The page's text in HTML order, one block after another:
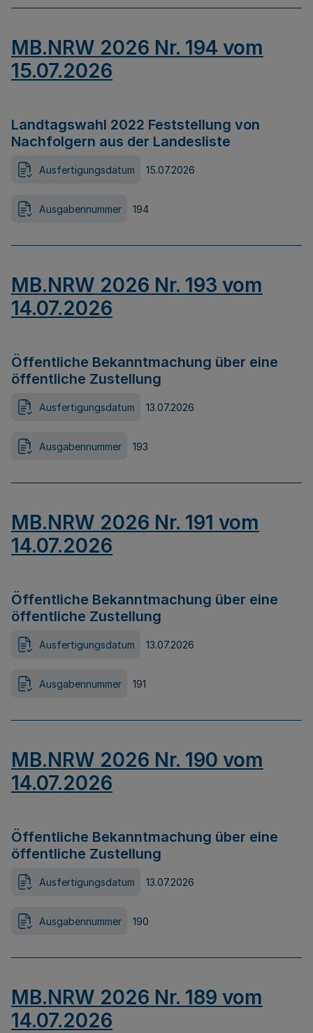
MB.NRW 2026 Nr. 194 vom
15.07.2026
Landtagswahl 2022 Feststellung von
Nachfolgern aus der Landesliste
Ausfertigungsdatum 15.07.2026
Ausgabennummer 194
MB.NRW 2026 Nr. 193 vom
14.07.2026
Öffentliche Bekanntmachung über eine
öffentliche Zustellung
Ausfertigungsdatum 13.07.2026
Ausgabennummer 193
MB.NRW 2026 Nr. 191 vom
14.07.2026
Öffentliche Bekanntmachung über eine
öffentliche Zustellung
Ausfertigungsdatum 13.07.2026
Ausgabennummer 191
MB.NRW 2026 Nr. 190 vom
14.07.2026
Öffentliche Bekanntmachung über eine
öffentliche Zustellung
Ausfertigungsdatum 13.07.2026
Ausgabennummer 190
MB.NRW 2026 Nr. 189 vom
14.07.2026